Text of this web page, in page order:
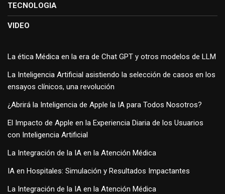
TECNOLOGIA
VIDEO
La ética Médica en la era de Chat GPT y otros modelos de LLM
La Inteligencia Artificial asistiendo la selección de casos en los
ensayos clínicos, una revolución
¿Abrirá la Inteligencia de Apple la IA para Todos Nosotros?
El Impacto de Apple en la Experiencia Diaria de los Usuarios
con Inteligencia Artificial
La Integración de la IA en la Atención Médica
IA en Hospitales: Simulación y Resultados Impactantes
La Integración de la IA en la Atención Médica